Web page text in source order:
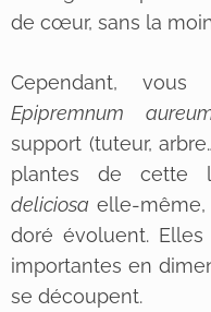
de cœur, sans la
Cependant,
Epipremnum
support (tuteur,
plantes de
deliciosa elle-
doré évoluent.
importantes en
se découpent.